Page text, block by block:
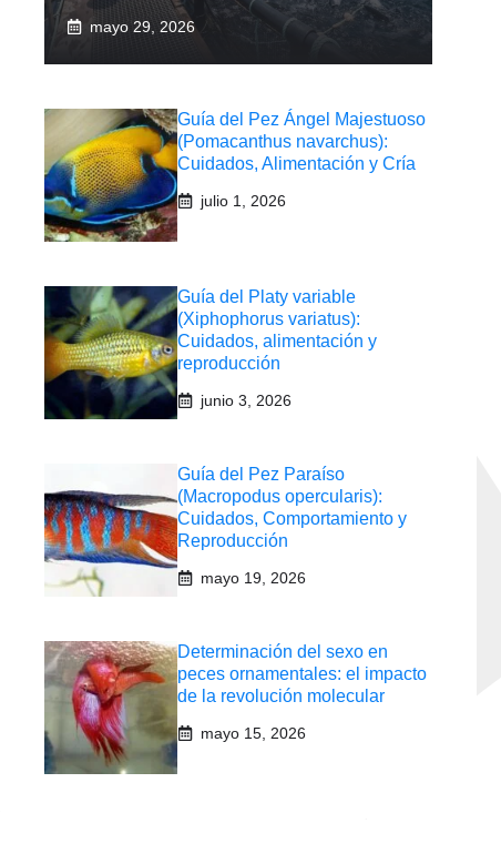
mayo 29, 2026
Guía del Pez Ángel Majestuoso
(Pomacanthus navarchus):
Cuidados, Alimentación y Cría
julio 1, 2026
Guía del Platy variable
(Xiphophorus variatus):
Cuidados, alimentación y
reproducción
junio 3, 2026
Guía del Pez Paraíso
(Macropodus opercularis):
Cuidados, Comportamiento y
Reproducción
mayo 19, 2026
Determinación del sexo en
peces ornamentales: el impacto
de la revolución molecular
mayo 15, 2026